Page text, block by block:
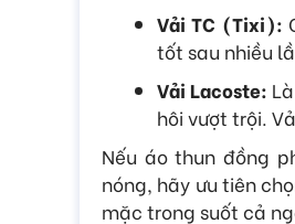
Vải TC (Tixi):
tốt sau nhiều
Vải Lacoste:
hôi vượt trội.
Nếu áo thun đồng
nóng, hãy ưu tiên
mặc trong suốt cả